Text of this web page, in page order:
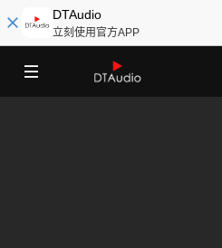
DTAudio
立刻使用官方APP